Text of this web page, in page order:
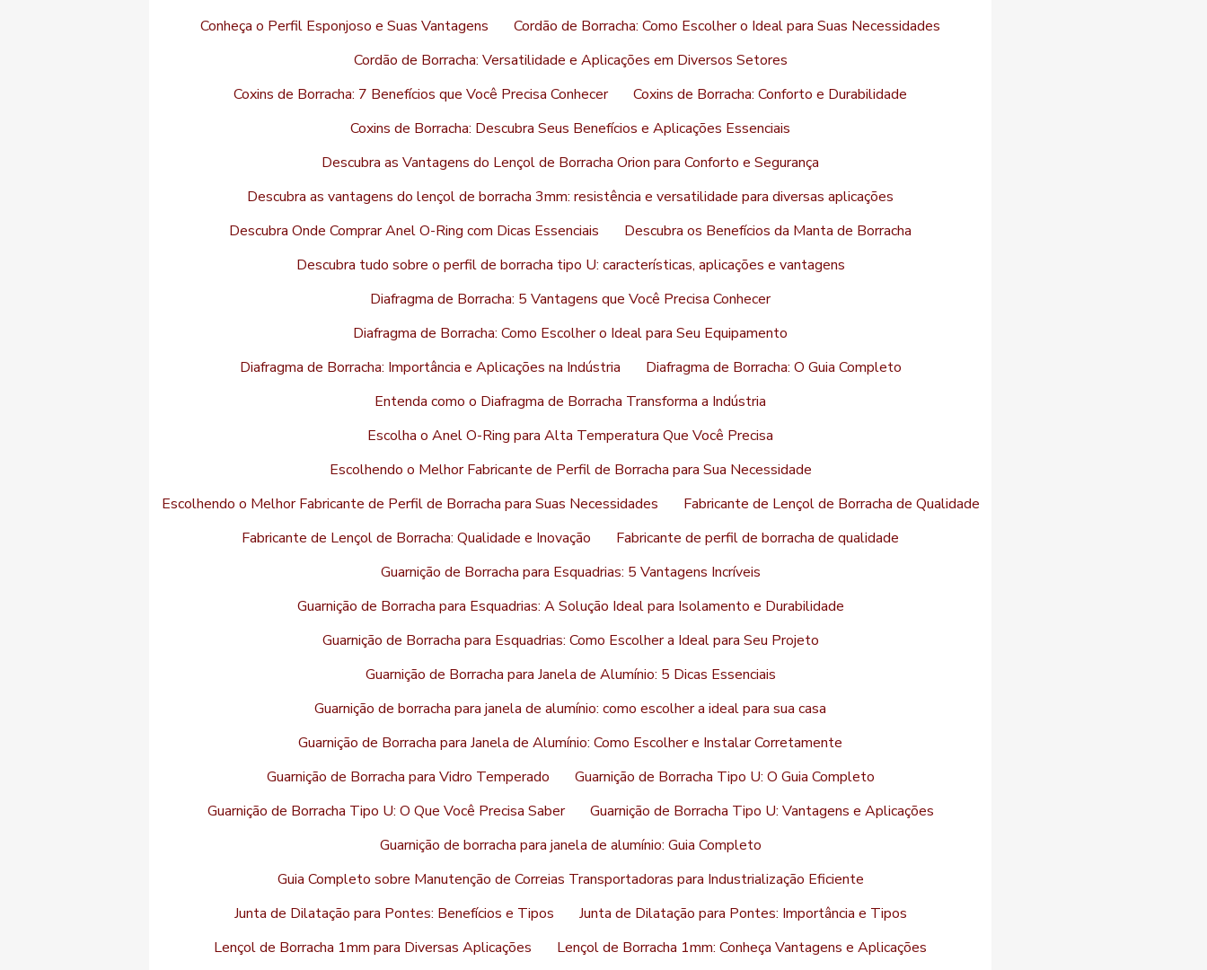
Conheça o Perfil Esponjoso e Suas Vantagens
Cordão de Borracha: Como Escolher o Ideal para Suas Necessidades
Cordão de Borracha: Versatilidade e Aplicações em Diversos Setores
Coxins de Borracha: 7 Benefícios que Você Precisa Conhecer
Coxins de Borracha: Conforto e Durabilidade
Coxins de Borracha: Descubra Seus Benefícios e Aplicações Essenciais
Descubra as Vantagens do Lençol de Borracha Orion para Conforto e Segurança
Descubra as vantagens do lençol de borracha 3mm: resistência e versatilidade para diversas aplicações
Descubra Onde Comprar Anel O-Ring com Dicas Essenciais
Descubra os Benefícios da Manta de Borracha
Descubra tudo sobre o perfil de borracha tipo U: características, aplicações e vantagens
Diafragma de Borracha: 5 Vantagens que Você Precisa Conhecer
Diafragma de Borracha: Como Escolher o Ideal para Seu Equipamento
Diafragma de Borracha: Importância e Aplicações na Indústria
Diafragma de Borracha: O Guia Completo
Entenda como o Diafragma de Borracha Transforma a Indústria
Escolha o Anel O-Ring para Alta Temperatura Que Você Precisa
Escolhendo o Melhor Fabricante de Perfil de Borracha para Sua Necessidade
Escolhendo o Melhor Fabricante de Perfil de Borracha para Suas Necessidades
Fabricante de Lençol de Borracha de Qualidade
Fabricante de Lençol de Borracha: Qualidade e Inovação
Fabricante de perfil de borracha de qualidade
Guarnição de Borracha para Esquadrias: 5 Vantagens Incríveis
Guarnição de Borracha para Esquadrias: A Solução Ideal para Isolamento e Durabilidade
Guarnição de Borracha para Esquadrias: Como Escolher a Ideal para Seu Projeto
Guarnição de Borracha para Janela de Alumínio: 5 Dicas Essenciais
Guarnição de borracha para janela de alumínio: como escolher a ideal para sua casa
Guarnição de Borracha para Janela de Alumínio: Como Escolher e Instalar Corretamente
Guarnição de Borracha para Vidro Temperado
Guarnição de Borracha Tipo U: O Guia Completo
Guarnição de Borracha Tipo U: O Que Você Precisa Saber
Guarnição de Borracha Tipo U: Vantagens e Aplicações
Guarnição de borracha para janela de alumínio: Guia Completo
Guia Completo sobre Manutenção de Correias Transportadoras para Industrialização Eficiente
Junta de Dilatação para Pontes: Benefícios e Tipos
Junta de Dilatação para Pontes: Importância e Tipos
Lençol de Borracha 1mm para Diversas Aplicações
Lençol de Borracha 1mm: Conheça Vantagens e Aplicações